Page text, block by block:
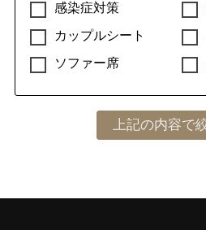
感染症対策
カップルシート
ソファー席